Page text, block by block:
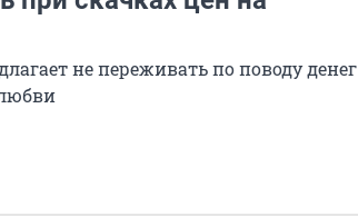
не переживать по поводу денег